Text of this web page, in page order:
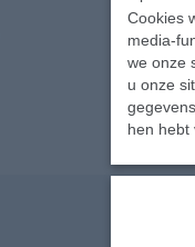
Cookies
media-
we onze
u onze
hen hebt